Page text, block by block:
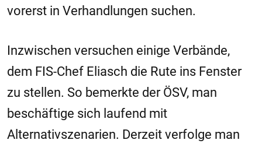
vorerst in Verhandlungen suchen.
Inzwischen versuchen einige Verbände,
dem FIS-Chef Eliasch die Rute ins Fenster
zu stellen. So bemerkte der ÖSV, man
beschäftige sich laufend mit
Alternativszenarien. Derzeit verfolge man